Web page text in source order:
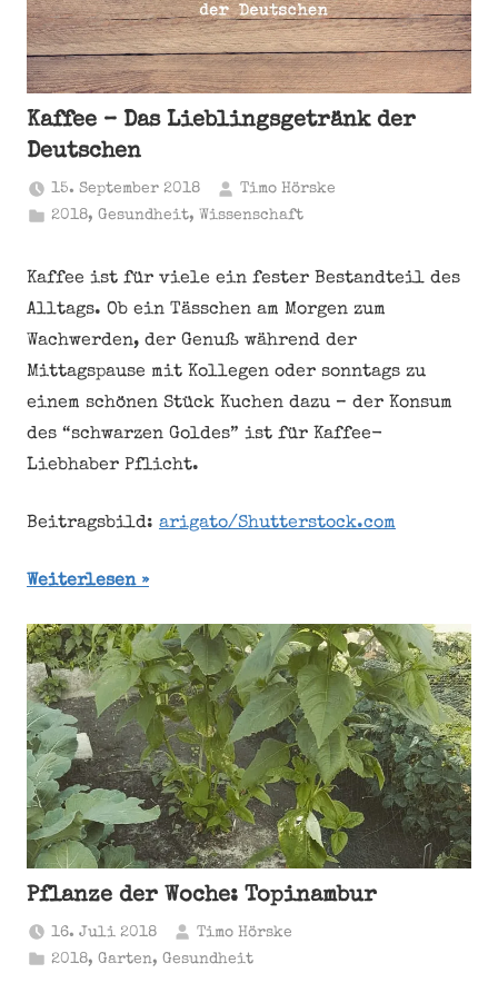
Kaffee – Das Lieblingsgetränk der
Deutschen
15. September 2018
Timo Hörske
2018,Gesundheit, Wissenschaft
Kaffee ist für viele ein fester Bestandteil des
Alltags. Ob ein Tässchen am Morgen zum
Wachwerden, der Genuß während der
Mittagspause mit Kollegen oder sonntags zu
einem schönen Stück Kuchen dazu – der Konsum
des “schwarzen Goldes” ist für Kaffee-
Liebhaber Pflicht.
Beitragsbild: arigato/Shutterstock.com
Weiterlesen
Pflanze der Woche: Topinambur
16. Juli 2018
Timo Hörske
2018,Garten,Gesundheit